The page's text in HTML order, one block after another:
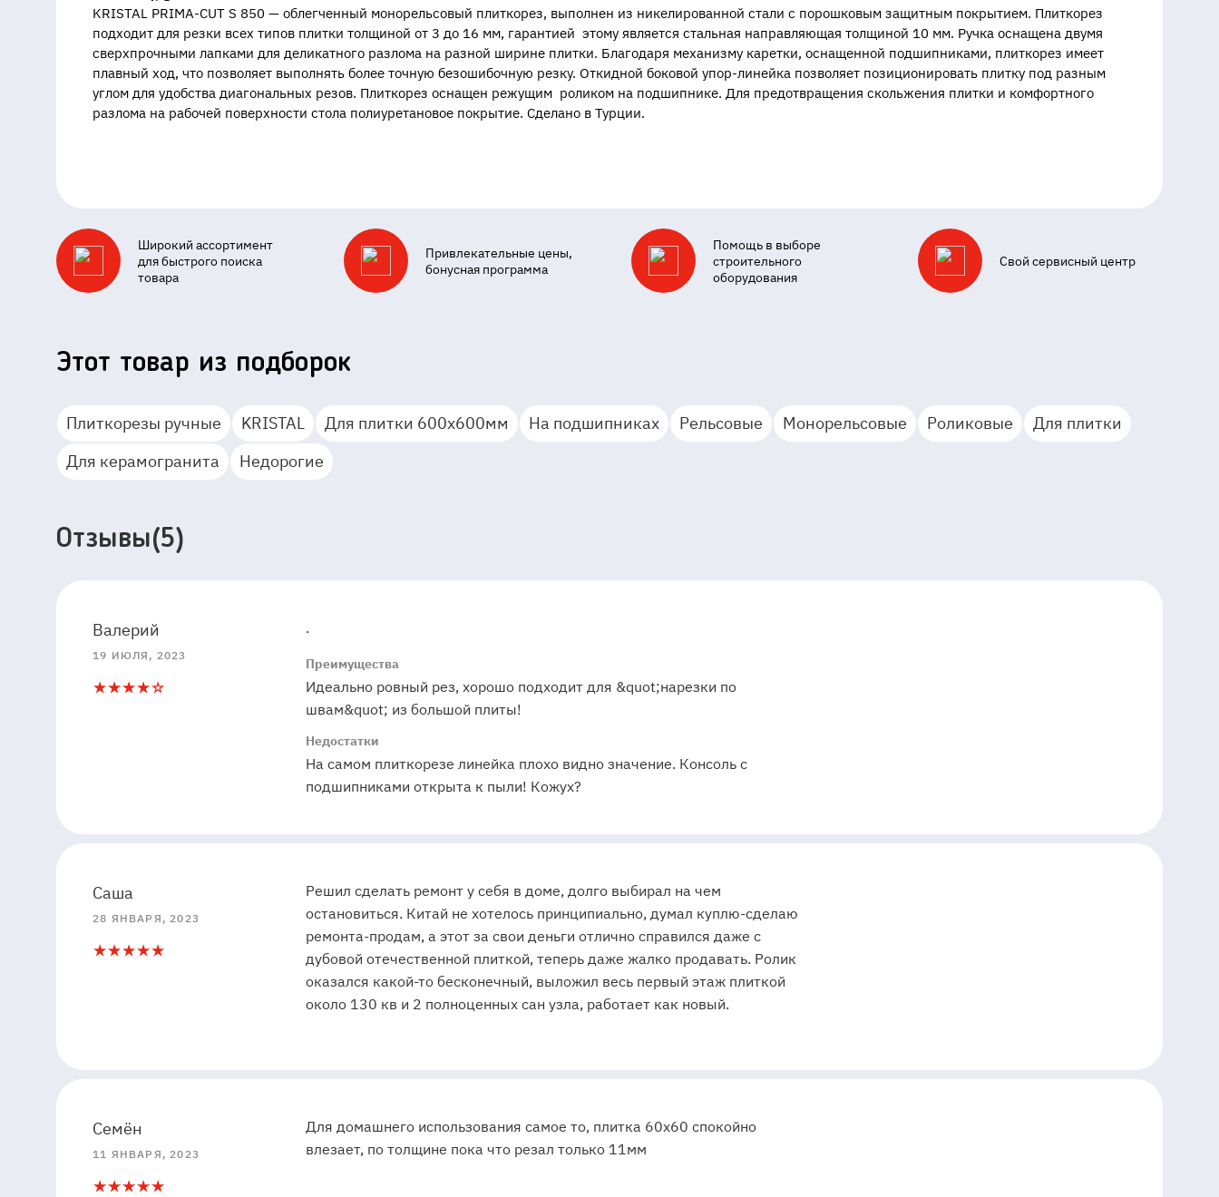
KRISTAL PRIMA-CUT S 850 — облегченный монорельсовый плиткорез, выполнен из никелированной стали с порошковым защитным покрытием. Плиткорез
подходит для резки всех типов плитки толщиной от 3 до 16 мм, гарантией этому является стальная направляющая толщиной 10 мм. Ручка оснащена двумя
сверхпрочными лапками для деликатного разлома на разной ширине плитки. Благодаря механизму каретки, оснащенной подшипниками, плиткорез имеет
плавный ход, что позволяет выполнять более точную безошибочную резку. Откидной боковой упор-линейка позволяет позиционировать плитку под разным
углом для удобства диагональных резов. Плиткорез оснащен режущим роликом на подшипнике. Для предотвращения скольжения плитки и комфортного
разлома на рабочей поверхности стола полиуретановое покрытие. Сделано в Турции.
Широкий ассортимент
для быстрого поиска
товара
Привлекательные цены,
бонусная программа
Помощь в выборе
строительного
оборудования
Свой сервисный центр
Этот товар из подборок
Плиткорезы ручные KRISTAL Для плитки 600х600мм На подшипниках Рельсовые Монорельсовые Роликовые
Для плитки
Для керамогранита
Недорогие
Отзывы(5)
45
Валерий
19 ИЮЛЯ, 2023
4
1
.
Преимущества
Идеально ровный рез, хорошо подходит для &quot;нарезки по
швам&quot; из большой плиты!
Недостатки
На самом плиткорезе линейка плохо видно значение. Консоль с
подшипниками открыта к пыли! Кожух?
55
Саша
28 ЯНВАРЯ, 2023
5
1
Решил сделать ремонт у себя в доме, долго выбирал на чем
остановиться. Китай не хотелось принципиально, думал куплю-сделаю
ремонта-продам, а этот за свои деньги отлично справился даже с
дубовой отечественной плиткой, теперь даже жалко продавать. Ролик
оказался какой-то бесконечный, выложил весь первый этаж плиткой
около 130 кв и 2 полноценных сан узла, работает как новый.
55
Семён
11 ЯНВАРЯ, 2023
5
1
Для домашнего использования самое то, плитка 60х60 спокойно
влезает, по толщине пока что резал только 11мм